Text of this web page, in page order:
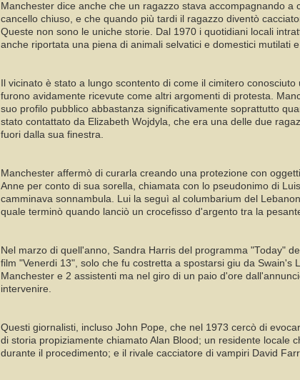
Manchester dice anche che un ragazzo stava accompagnando
cancello chiuso, e che quando più tardi il ragazzo diventò
Queste non sono le uniche storie. Dal 1970 i quotidiani locali
anche riportata una piena di animali selvatici e domestici mutilati
Il vicinato è stato a lungo scontento di come il cimitero
furono avidamente ricevute come altri argomenti di protesta.
suo profilo pubblico abbastanza significativamente soprattutto
stato contattato da Elizabeth Wojdyla, che era una delle due
fuori dalla sua finestra.
Manchester affermò di curarla creando una protezione con
Anne per conto di sua sorella, chiamata con lo pseudonimo di
camminava sonnambula. Lui la seguì al columbarium del
quale terminò quando lanciò un crocefisso d'argento tra la
Nel marzo di quell'anno, Sandra Harris del programma "Today"
film "Venerdi 13", solo che fu costretta a spostarsi giu da
Manchester e 2 assistenti ma nel giro di un paio d'ore
intervenire.
Questi giornalisti, incluso John Pope, che nel 1973 cercò di
di storia propiziamente chiamato Alan Blood; un residente locale
durante il procedimento; e il rivale cacciatore di vampiri David